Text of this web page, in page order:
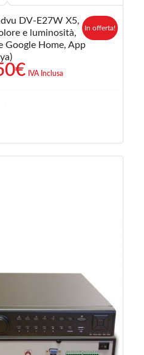
DV-E27W X5,
e luminosità,
Google Home, App
€IlIVA Inclusa
In offerta!